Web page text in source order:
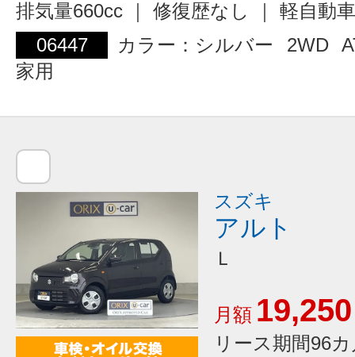
排気量660cc ｜ 修復歴なし ｜ 軽自動車
06447
カラー：シルバー 2WD
家用
スズキ
アルト
Ｌ
月額 19,250
リース期間96